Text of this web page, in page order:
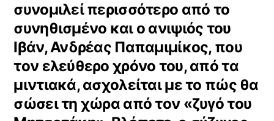
συνομιλεί περισσότερο από το
συνηθισμένο και ο ανιψιός του
Ιβάν,Ανδρέας Παπαμιμίκος, που
τον ελεύθερο χρόνο του, από τα
μιντιακά, ασχολείται με το πώς θα
σώσει τη χώρα από τον «ζυγό του